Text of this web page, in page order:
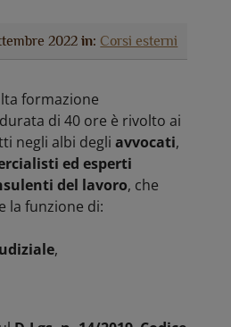
2022in: Corsi esterni
formazione
di 40 ore è rivolto ai
negli albi degliavvocati,
ed esperti
del lavoro, che
la funzione di:
,